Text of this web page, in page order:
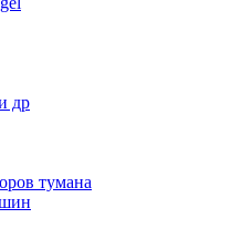
др
тумана